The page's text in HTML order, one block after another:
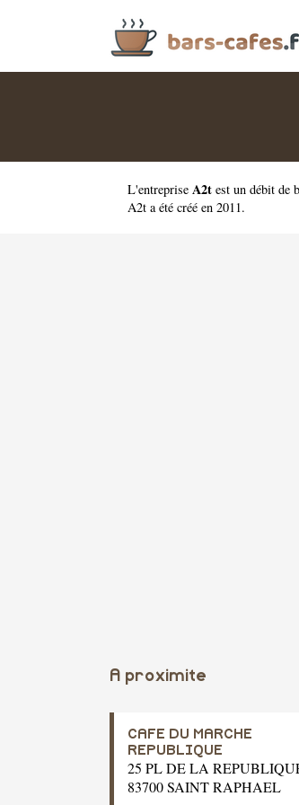
L'entreprise A2t est un débit de
A2t a été créé en 2011.
A proximite
CAFE DU MARCHE
REPUBLIQUE
25 PL DE LA
83700 SAINT RAPHAEL